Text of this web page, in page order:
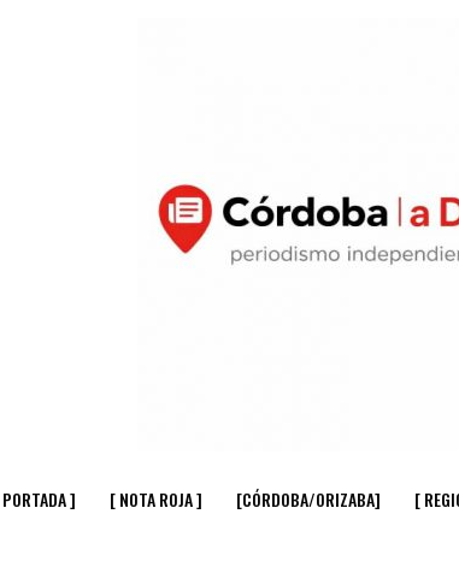
] [ NOTA ROJA ] [CÓRDOBA/ORIZABA] [